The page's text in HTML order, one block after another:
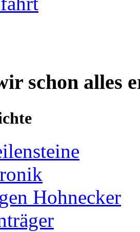
schon alles
Hohnecker